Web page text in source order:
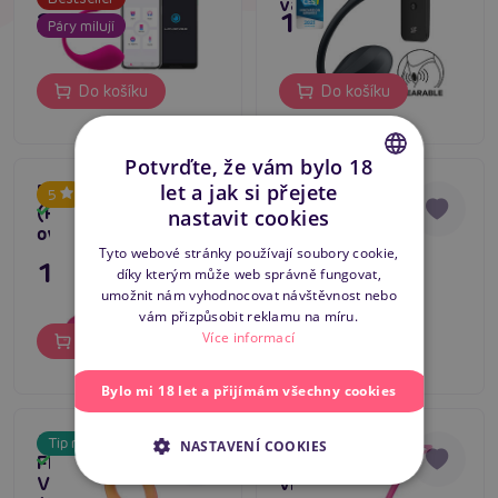
Páry milují
2 489 Kč
Do košíku
vajíčko
1 295 Kč
Do košíku
5
Pretty Love Elvira
(Pink), chytré kuličky
ovládané telefonem
Skladem
1 195 Kč
Tip na dárek
Magic Motion
Flamingo Max
(Pink), vibrační
vajíčko ovládané
smartphonem
Skladem
2 495 Kč
Tip na dárek
Magic Motion
Flamingo Max
Vibrating Bullet
Skladem
Tip na dárek
Realov Serena
vibrační vajíčko
ENGLISH
Potvrďte, že vám bylo 18
let a jak si přejete
nastavit cookies
Tyto webové stránky používají soubory cookie,
díky kterým může web správně fungovat,
umožnit nám vyhodnocovat návštěvnost nebo
vám přizpůsobit reklamu na míru.
Více informací
Bylo mi 18 let a přijímám všechny cookies
NASTAVENÍ COOKIES